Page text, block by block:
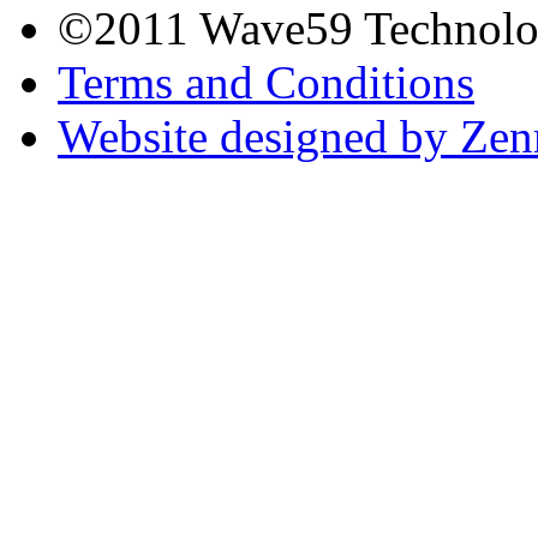
©2011 Wave59
Terms and Conditions
Website designed by